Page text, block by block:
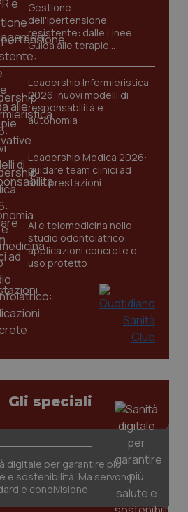
Gestione
dell'Ipertensione
resistente: dalle Linee
Guida alle terapie
innovative
Leadership Infermieristica
2026: nuovi modelli di
responsabilità e
autonomia
Leadership Medica 2026:
guidare team clinici ad
alte prestazioni
AI e telemedicina nello
studio odontoiatrico:
applicazioni concrete e
uso protetto
Gli speciali
digitale per garantire più
e sostenibilità. Ma servono
e condivisione